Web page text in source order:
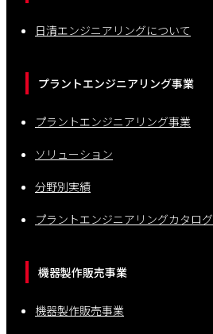
日清エンジニアリングについて
プラントエンジニアリング事業
プラントエンジニアリング事業
ソリューション
分野別実績
プラントエンジニアリングカタログ
機器製作販売事業
機器製作販売事業